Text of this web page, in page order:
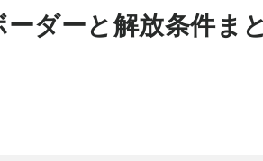
ダーと解放条件まと